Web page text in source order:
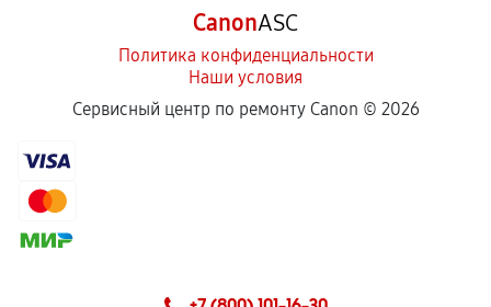
CanonASC
Политика конфиденциальности
Наши условия
Сервисный центр по ремонту Canon © 2026